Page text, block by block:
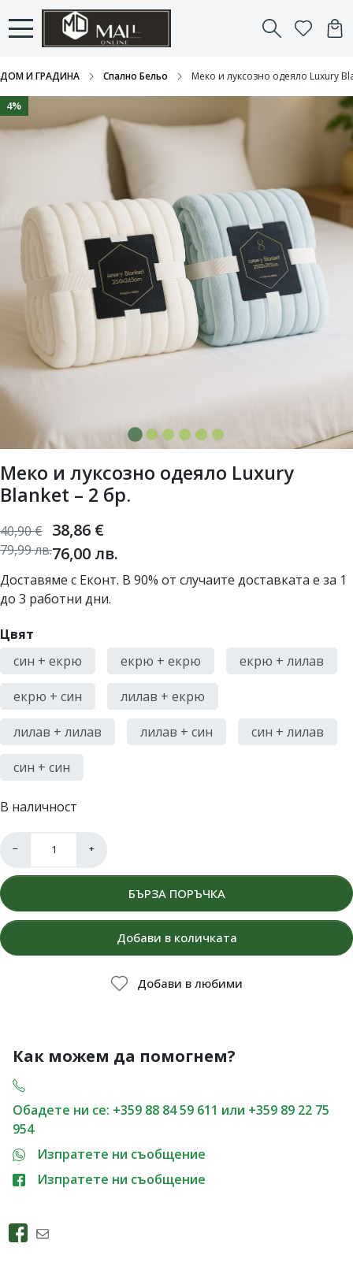
ДОМ И ГРАДИНА Спално Бельо Меко и луксозно одеяло Luxury
4%
Меко и луксозно одеяло Luxury
Blanket – 2 бр.
38,86 €
76,00 лв.
40,90€
79,99лв.
Доставяме с Еконт. В 90% от случаите доставката е за 1
до 3 работни дни.
Цвят
син + екрю
екрю + екрю екрю + лилав
екрю + син лилав + екрю
лилав + лилав лилав + син син + лилав
син + син
В наличност
− +
БЪРЗА ПОРЪЧКА
Добави в количката
Добави в любими
Как можем да помогнем?
Обадете ни се: +359 88 84 59 611 или +359 89 22 75
954
Изпратете ни съобщение
Изпратете ни съобщение